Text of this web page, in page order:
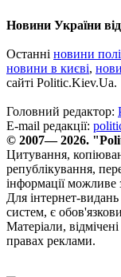
Новини України
Останні новини
новини в києві,
сайті Politic.Kiev.Ua.
Головний редактор:
E-mail редакції:
© 2007— 2026.
Цитування,
републікування,
інформації
Для інтернет-
систем, є
Матеріали,
правах реклами.